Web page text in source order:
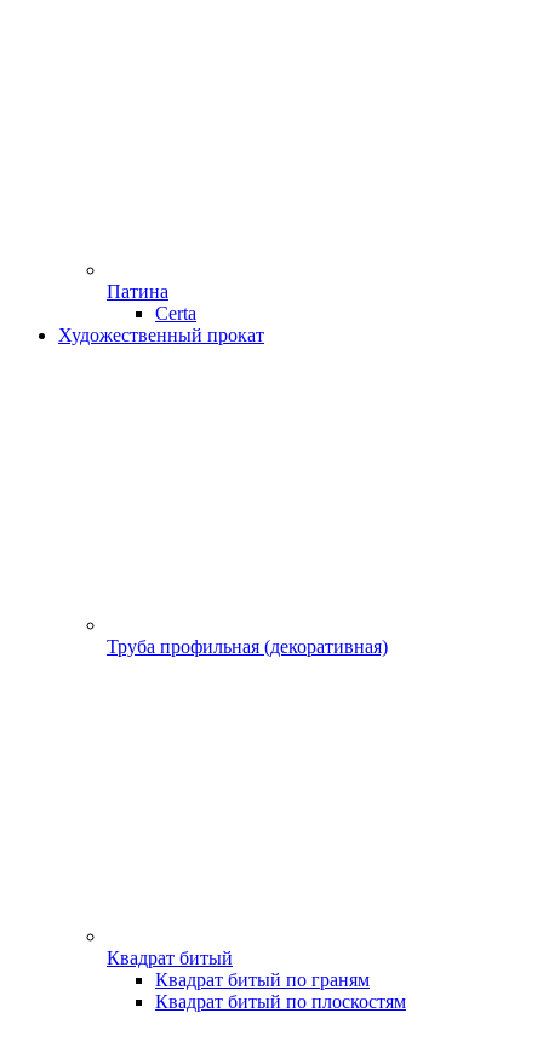
Патина
Certa
Художественный прокат
Труба профильная (декоративная)
Квадрат битый
Квадрат битый по граням
Квадрат битый по плоскостям